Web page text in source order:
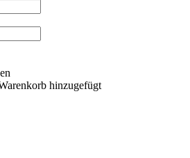
hinzugefügt